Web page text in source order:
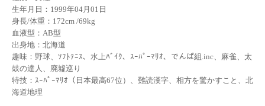
生年月日：1999年04月01日
身長/体重：172cm /69kg
血液型：AB型
出身地：北海道
趣味：野球、ｿﾌﾄﾃﾆｽ、水上ﾊﾞｲｸ、ｽｰﾊﾟｰﾏﾘｵ、でんぱ組.inc、麻雀、太
鼓の達人、廃墟巡り
特技：ｽｰﾊﾟｰﾏﾘｵ（日本最高67位）、難読漢字、相方を驚かすこと、北
海道地理